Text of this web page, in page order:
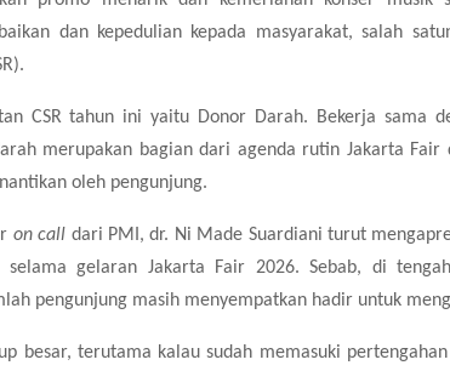
dan kepedulian kepada masyarakat, salah
CSR tahun ini yaitu Donor Darah. Bekerja sama
merupakan bagian dari agenda rutin Jakarta
oleh pengunjung.
on call dari PMI, dr. Ni Made Suardiani turut
selama gelaran Jakarta Fair 2026. Sebab, di
pengunjung masih menyempatkan hadir untuk
besar, terutama kalau sudah memasuki